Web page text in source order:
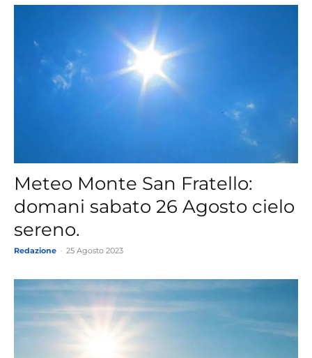
Meteo Monte San Fratello:
domani sabato 26 Agosto cielo
sereno.
Redazione 25 Agosto 2023